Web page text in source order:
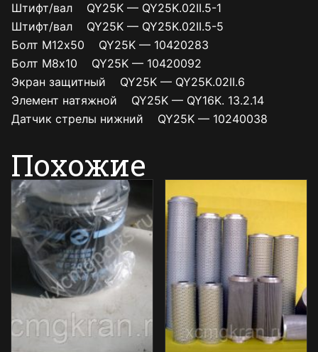
Штифт/вал QY25K — QY25K.02II.5-1
Штифт/вал QY25K — QY25K.02II.5-5
Болт М12х50 QY25K — 10420283
Болт М8х10 QY25K — 10420092
Экран защитный QY25K — QY25K.02II.6
Элемент натяжной QY25K — QY16K. 13.2.14
Датчик стрелы нижний QY25K — 10240038
Похожие